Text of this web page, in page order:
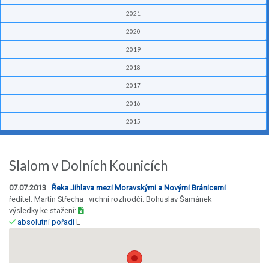
2021
2020
2019
2018
2017
2016
2015
Slalom v Dolních Kounicích
07.07.2013 Řeka Jihlava mezi Moravskými a Novými Bránicemi
ředitel: Martin Střecha vrchní rozhodčí: Bohuslav Šamánek
výsledky ke stažení:
absolutní pořadíL